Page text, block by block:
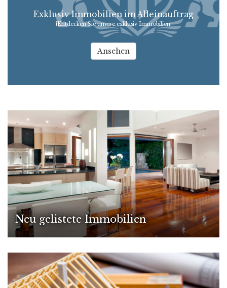
Exklusiv Immobilien im Alleinauftrag
¡Entdecken Sie unsere exklusiv Immobilien!
Ansehen
Neu gelistete Immobilien